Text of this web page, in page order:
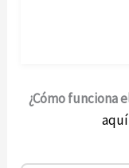
¿Cómo funciona
aquí